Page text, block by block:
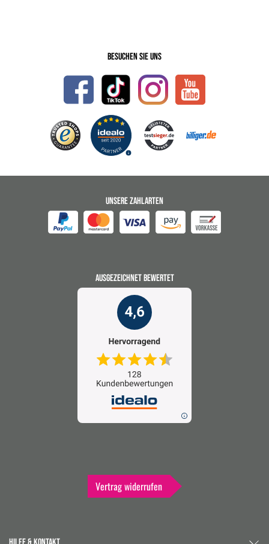
Besuchen Sie uns
UNSERE ZAHLARTEN
AUSGEZEICHNET BEWERTET
Vertrag widerrufen